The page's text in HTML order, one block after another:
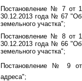
Постановление № 7 от
30.12.2013 года № 67 "Об
земельного участка";
Постановление № 8 от
30.12.2013 года № 66 "Об
земельного участка";
Постановление № 9 от
адреса";